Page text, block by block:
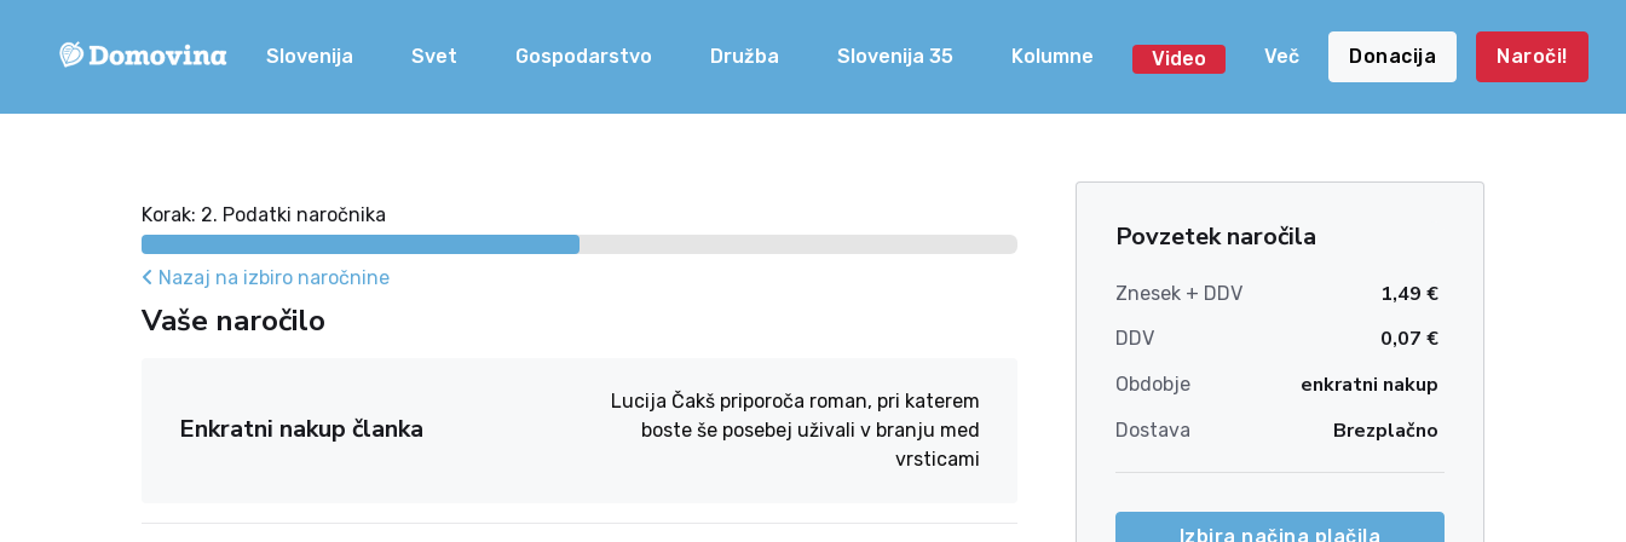
Slovenija Svet Gospodarstvo Družba Slovenija 35 Kolumne Video Več Donacija Naroči!
Korak: 2. Podatki naročnika
Nazaj na izbiro naročnine
Vaše naročilo
Enkratni nakup članka
Lucija Čakš priporoča roman, pri katerem
boste še posebej uživali v branju med
vrsticami
Povzetek naročila
Znesek + DDV 1,49 €
DDV 0,07 €
Obdobje enkratni nakup
Dostava Brezplačno
Izbira načina plačila